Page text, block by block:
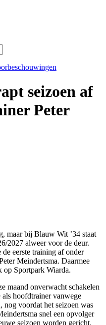
seizoen af
Peter
maar bij Blauw Wit ’34 staat
2027 alweer voor de deur.
eerste training af onder
Meindertsma. Daarmee
op Sportpark Wiarda.
maand onverwacht schakelen
hoofdtrainer vanwege
nog voordat het seizoen was
snel een opvolger
seizoen worden gericht.